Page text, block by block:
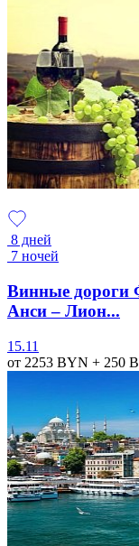
8 дней
7 ночей
Винные дороги
Анси – Лион...
15.11
от 2253 BYN + 250